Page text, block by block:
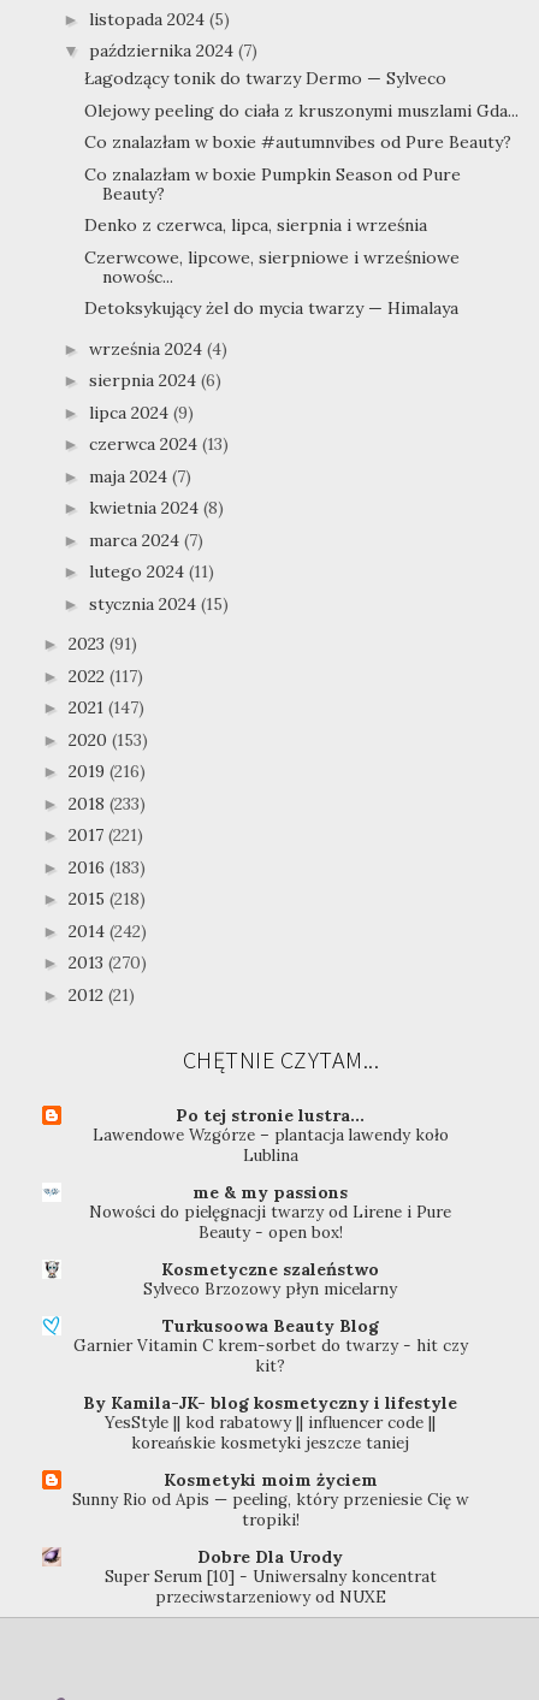
► listopada 2024 (5)
▼ października 2024 (7)
Łagodzący tonik do twarzy Dermo — Sylveco
Olejowy peeling do ciała z kruszonymi muszlami Gda...
Co znalazłam w boxie #autumnvibes od Pure Beauty?
Co znalazłam w boxie Pumpkin Season od Pure
Beauty?
Denko z czerwca, lipca, sierpnia i września
Czerwcowe, lipcowe, sierpniowe i wrześniowe
nowośc...
Detoksykujący żel do mycia twarzy — Himalaya
► września 2024 (4)
► sierpnia 2024 (6)
► lipca 2024 (9)
► czerwca 2024 (13)
► maja 2024 (7)
► kwietnia 2024 (8)
► marca 2024 (7)
► lutego 2024 (11)
► stycznia 2024 (15)
► 2023 (91)
► 2022 (117)
► 2021 (147)
► 2020 (153)
► 2019 (216)
► 2018 (233)
► 2017 (221)
► 2016 (183)
► 2015 (218)
► 2014 (242)
► 2013 (270)
► 2012 (21)
CHĘTNIE CZYTAM...
Po tej stronie lustra...
Lawendowe Wzgórze – plantacja lawendy koło
Lublina
me & my passions
Nowości do pielęgnacji twarzy od Lirene i Pure
Beauty - open box!
Kosmetyczne szaleństwo
Sylveco Brzozowy płyn micelarny
Turkusoowa Beauty Blog
Garnier Vitamin C krem-sorbet do twarzy - hit czy
kit?
By Kamila-JK- blog kosmetyczny i lifestyle
YesStyle || kod rabatowy || influencer code ||
koreańskie kosmetyki jeszcze taniej
Kosmetyki moim życiem
Sunny Rio od Apis — peeling, który przeniesie Cię w
tropiki!
Dobre Dla Urody
Super Serum [10] - Uniwersalny koncentrat
przeciwstarzeniowy od NUXE